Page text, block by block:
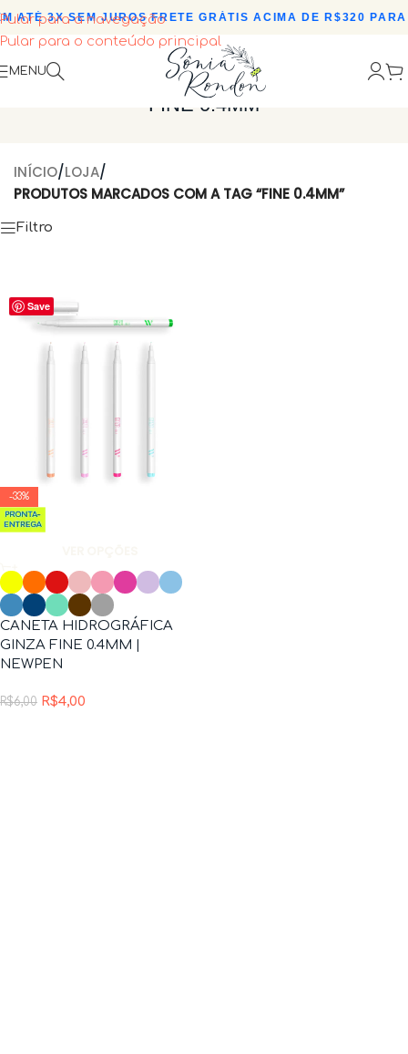
Pular para a navegação
Pular para o conteúdo principal
ATÉ 3X SEM JUROS•FRETE GRÁTIS ACIMA DE R$320 PARA
MENU
FINE 0.4MM
INÍCIO/LOJA/
PRODUTOS MARCADOS COM A TAG “FINE 0.4MM”
Filtro
Save
-33%
CANETA HIDROGRÁFICA
GINZA FINE 0.4MM |
NEWPEN
R$6,00 R$4,00